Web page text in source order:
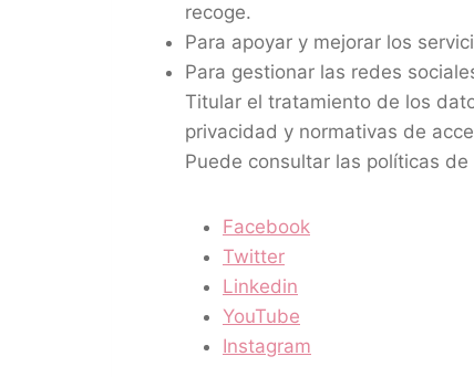
recoge.
Para apoyar y mejorar los
Para gestionar las redes
Titular el tratamiento de los
privacidad y normativas de
Puede consultar las políticas
Facebook
Twitter
Linkedin
YouTube
Instagram